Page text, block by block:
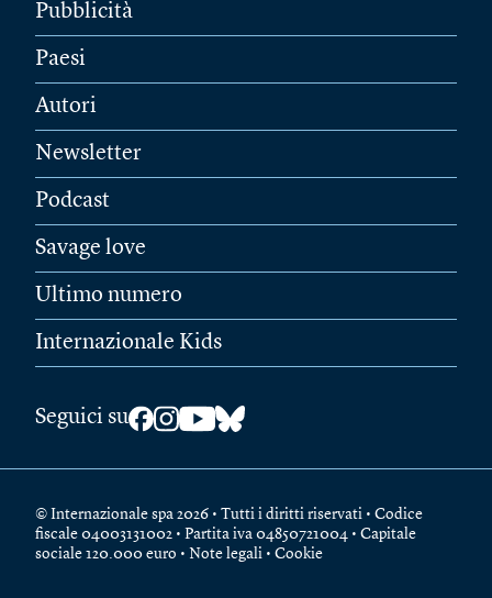
Pubblicità
Paesi
Autori
Newsletter
Podcast
Savage love
Ultimo numero
Internazionale Kids
Seguici su
© Internazionale spa 2026 • Tutti i diritti riservati • Codice
fiscale 04003131002 • Partita iva 04850721004 • Capitale
sociale 120.000 euro • Note legali • Cookie